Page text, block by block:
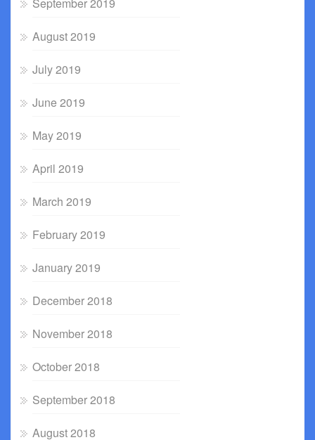
August 2019
July 2019
June 2019
May 2019
April 2019
March 2019
February 2019
January 2019
December 2018
November 2018
October 2018
September 2018
August 2018